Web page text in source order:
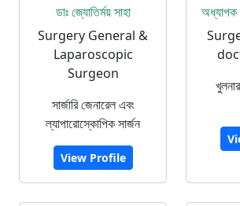
ডাঃ জ্যোতির্ময় সাহা
Surgery General &
Laparoscopic
Surgeon
সার্জারি জেনারেল এবং
ল্যাপারোস্কোপিক সার্জন
View Profile
অধ্যাপক